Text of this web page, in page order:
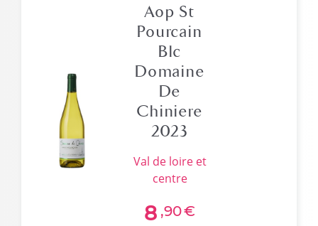
Aop St
Pourcain
Blc
Domaine
De
Chiniere
2023
val de loire et
centre
8 ,90€